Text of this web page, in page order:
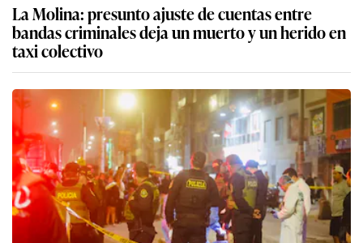
La Molina: presunto ajuste de cuentas entre
bandas criminales deja un muerto y un herido en
taxi colectivo